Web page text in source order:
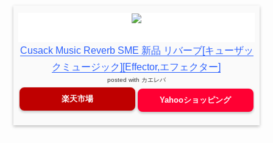
Cusack Music Reverb SME 新品 リバーブ[キューザッ
クミュージック][Effector,エフェクター]
posted with カエレバ
楽天市場 Yahooショッピング